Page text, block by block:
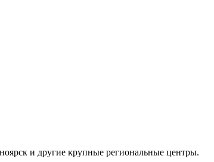
и другие крупные региональные центры.